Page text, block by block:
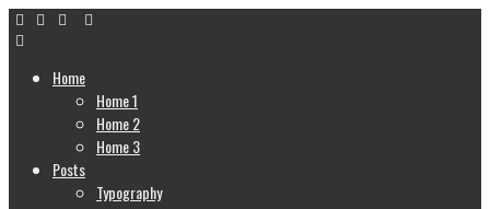
Home
Home 1
Home 2
Home 3
Posts
Typography